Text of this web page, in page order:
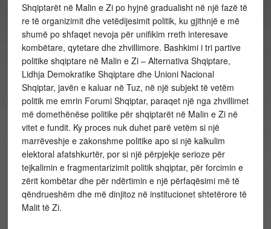
Shqiptarët në Malin e Zi po hyjnë gradualisht në një fazë të
re të organizimit dhe vetëdijesimit politik, ku gjithnjë e më
shumë po shfaqet nevoja për unifikim rreth interesave
kombëtare, qytetare dhe zhvillimore. Bashkimi i tri partive
politike shqiptare në Malin e Zi – Alternativa Shqiptare,
Lidhja Demokratike Shqiptare dhe Unioni Nacional
Shqiptar, javën e kaluar në Tuz, në një subjekt të vetëm
politik me emrin Forumi Shqiptar, paraqet një nga zhvillimet
më domethënëse politike për shqiptarët në Malin e Zi në
vitet e fundit. Ky proces nuk duhet parë vetëm si një
marrëveshje e zakonshme politike apo si një kalkulim
elektoral afatshkurtër, por si një përpjekje serioze për
tejkalimin e fragmentarizimit politik shqiptar, për forcimin e
zërit kombëtar dhe për ndërtimin e një përfaqësimi më të
qëndrueshëm dhe më dinjitoz në institucionet shtetërore të
Malit të Zi.